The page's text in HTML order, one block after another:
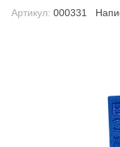
Артикул: 000331